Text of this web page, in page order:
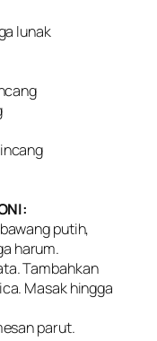
lunak
putih,
harum.
Tambahkan
Masak hingga
parut.